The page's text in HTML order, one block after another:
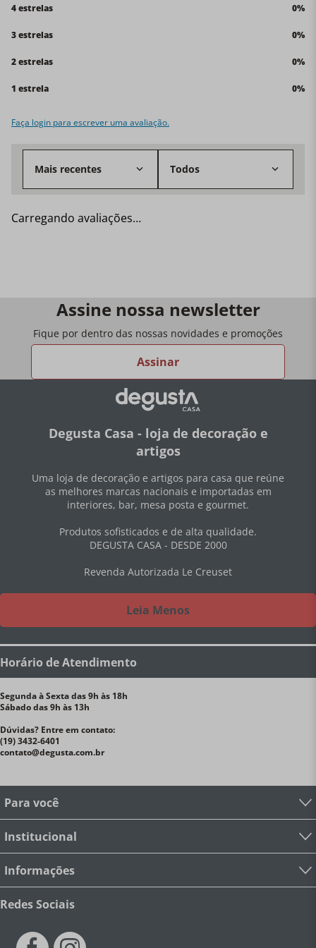
4 estrelas 0%
3 estrelas 0%
2 estrelas 0%
1 estrela 0%
Faça login para escrever uma avaliação.
Mais recentes Todos
Carregando avaliações…
Assine nossa newsletter
Fique por dentro das nossas novidades e promoções
Assinar
Degusta Casa - loja de decoração e
artigos
Uma loja de decoração e artigos para casa que reúne
as melhores marcas nacionais e importadas em
interiores, bar, mesa posta e gourmet.
Produtos sofisticados e de alta qualidade.
DEGUSTA CASA - DESDE 2000
Revenda Autorizada Le Creuset
Leia Menos
Horário de Atendimento
Segunda à Sexta das 9h às 18h
Sábado das 9h às 13h
Dúvidas? Entre em contato:
(19) 3432-6401
contato@degusta.com.br
Para você
Institucional
Informações
Redes Sociais